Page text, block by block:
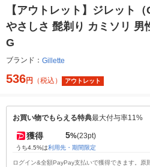
【アウトレット】ジレット
やさしさ 髭剃り カミソリ 男
G
ブランド： Gillette
536円 （税込） アウトレット
お買い物でもらえる特典最大付与率11%
獲得 5%(23pt)
うち4.5%は利用先・期間限定
ログイン&全額PayPay支払いで獲得できます。原